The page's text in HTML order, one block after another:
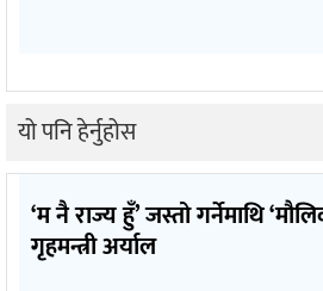
यो पनि हेर्नुहोस
‘म नै राज्य हुँ’ जस्तो गर्नेमाथि
गृहमन्त्री अर्याल